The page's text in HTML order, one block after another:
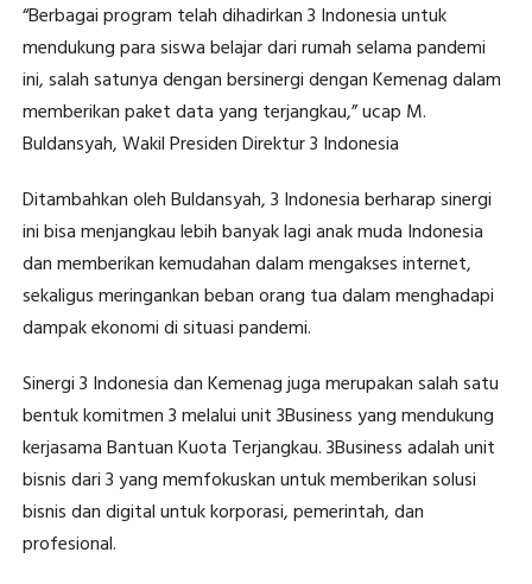
“Berbagai program telah dihadirkan 3 Indonesia untuk
mendukung para siswa belajar dari rumah selama pandemi
ini, salah satunya dengan bersinergi dengan Kemenag dalam
memberikan paket data yang terjangkau,” ucap M.
Buldansyah, Wakil Presiden Direktur 3 Indonesia
Ditambahkan oleh Buldansyah, 3 Indonesia berharap sinergi
ini bisa menjangkau lebih banyak lagi anak muda Indonesia
dan memberikan kemudahan dalam mengakses internet,
sekaligus meringankan beban orang tua dalam menghadapi
dampak ekonomi di situasi pandemi.
Sinergi 3 Indonesia dan Kemenag juga merupakan salah satu
bentuk komitmen 3 melalui unit 3Business yang mendukung
kerjasama Bantuan Kuota Terjangkau. 3Business adalah unit
bisnis dari 3 yang memfokuskan untuk memberikan solusi
bisnis dan digital untuk korporasi, pemerintah, dan
profesional.